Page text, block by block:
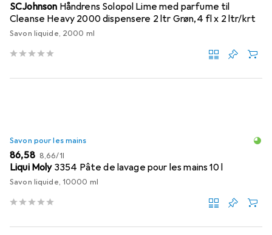
SCJohnson Håndrens Solopol Lime med parfume til
Cleanse Heavy 2000 dispensere 2 ltr Grøn,4 fl x 2 ltr/krt
Savon liquide, 2000 ml
Savon pour les mains
EUR
86,58 EUR
8,66/1l
Liqui Moly 3354 Pâte de lavage pour les mains 10 l
Savon liquide, 10000 ml